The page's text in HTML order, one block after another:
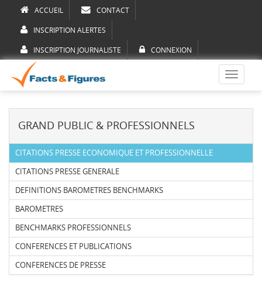
ACCUEIL CONTACT
INSCRIPTION ALERTES
INSCRIPTION JOURNALISTE CONNEXION
Toggle
GRAND PUBLIC & PROFESSIONNELS
CITATIONS PRESSE ECONOMIQUE ET PROFESSIONNELLE
CITATIONS PRESSE GENERALE
DEFINITIONS BAROMETRES BENCHMARKS
BAROMETRES
BENCHMARKS PROFESSIONNELS
CONFERENCES ET PUBLICATIONS
CONFERENCES DE PRESSE